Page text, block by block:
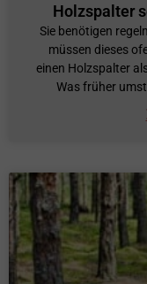
Holzspalter
Sie benötigen
müssen dieses
einen Holzspalter
Was früher